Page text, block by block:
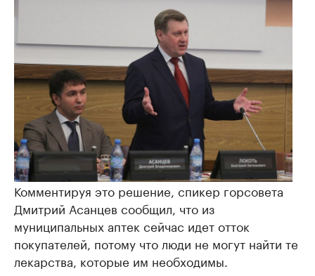
Комментируя это решение, спикер горсовета
Дмитрий Асанцев сообщил, что из
муниципальных аптек сейчас идет отток
покупателей, потому что люди не могут найти те
лекарства, которые им необходимы.